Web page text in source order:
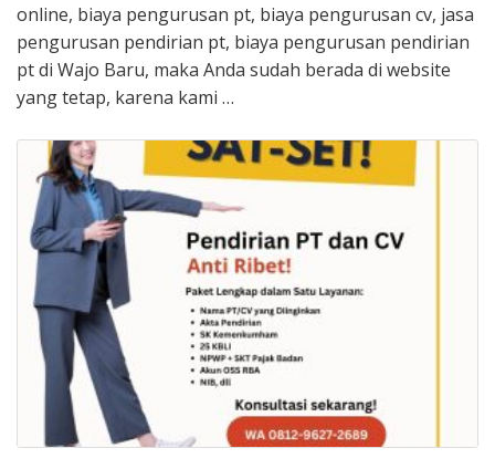
online, biaya pengurusan pt, biaya pengurusan cv, jasa
pengurusan pendirian pt, biaya pengurusan pendirian
pt di Wajo Baru, maka Anda sudah berada di website
yang tetap, karena kami …